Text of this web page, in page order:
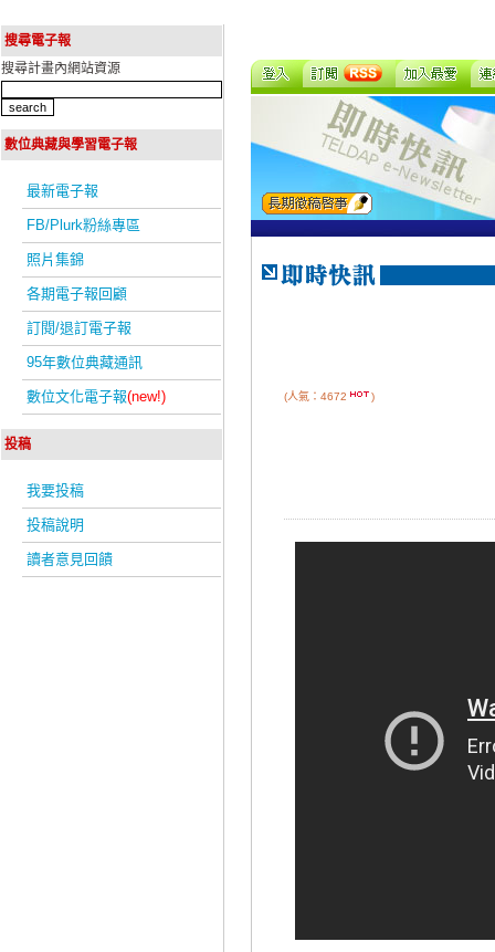
搜尋電子報
搜尋計畫內網站資源
數位典藏與學習電子報
最新電子報
FB/Plurk粉絲專區
照片集錦
各期電子報回顧
訂閱/退訂電子報
95年數位典藏通訊
數位文化電子報(new!)
投稿
我要投稿
投稿說明
讀者意見回饋
(人氣：4672 )